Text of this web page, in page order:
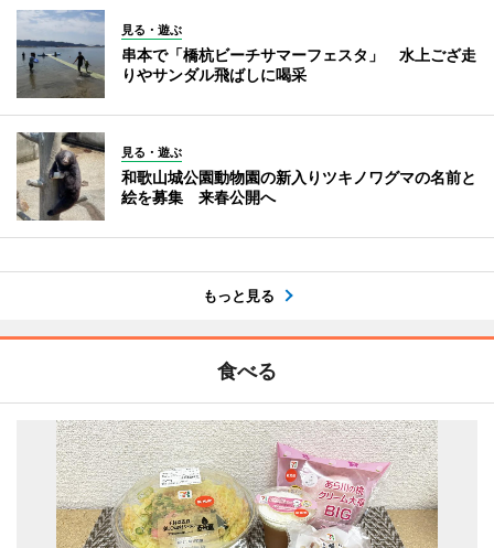
見る・遊ぶ
串本で「橋杭ビーチサマーフェスタ」 水上ござ走
りやサンダル飛ばしに喝采
見る・遊ぶ
和歌山城公園動物園の新入りツキノワグマの名前と
絵を募集 来春公開へ
もっと見る
食べる